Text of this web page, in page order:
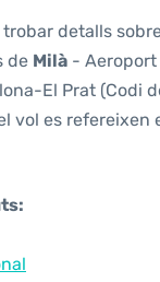
detalls
de Milà - Aeroport
El Prat (Codi
vol es